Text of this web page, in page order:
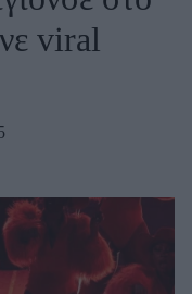
viral